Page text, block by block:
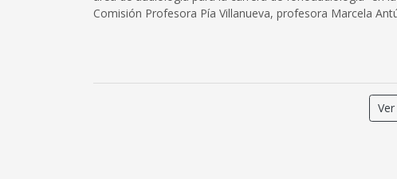
Comisión Profesora Pía Villanueva, profesora Marcela